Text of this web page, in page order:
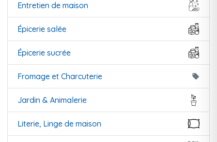
Entretien de maison
Épicerie salée
Épicerie sucrée
Fromage et Charcuterie local_offer
Jardin & Animalerie
Literie, Linge de maison